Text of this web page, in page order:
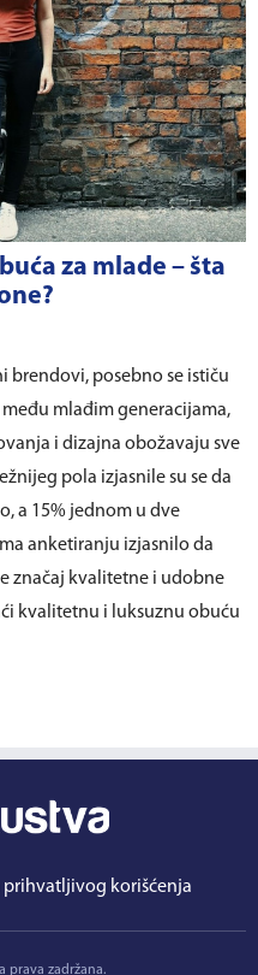
za mlade – šta
brendovi, posebno se ističu
mlađim generacijama,
i dizajna obožavaju sve
pola izjasnile su se da
a 15% jednom u dve
anketiranju izjasnilo da
značaj kvalitetne i udobne
kvalitetnu i luksuznu obuću
prihvatljivog korišćenja
prava zadržana.